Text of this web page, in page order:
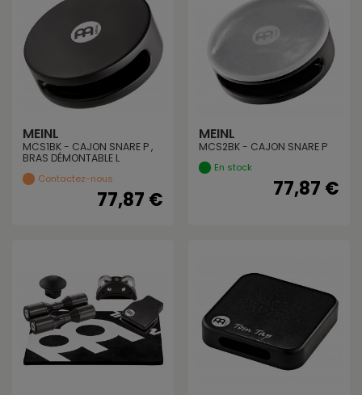
MEINL
MCS1BK - CAJON SNARE P ,
BRAS DÉMONTABLE L
Contactez-nous
77,87 €
MEINL
MCS2BK - CAJON SNARE P
En stock
77,87 €